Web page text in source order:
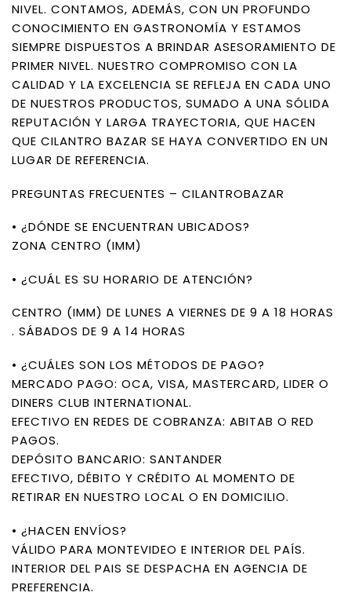
NIVEL. CONTAMOS, ADEMÁS, CON UN PROFUNDO
CONOCIMIENTO EN GASTRONOMÍA Y ESTAMOS
SIEMPRE DISPUESTOS A BRINDAR ASESORAMIENTO DE
PRIMER NIVEL. NUESTRO COMPROMISO CON LA
CALIDAD Y LA EXCELENCIA SE REFLEJA EN CADA UNO
DE NUESTROS PRODUCTOS, SUMADO A UNA SÓLIDA
REPUTACIÓN Y LARGA TRAYECTORIA, QUE HACEN
QUE CILANTRO BAZAR SE HAYA CONVERTIDO EN UN
LUGAR DE REFERENCIA.
PREGUNTAS FRECUENTES – CILANTROBAZAR
• ¿DÓNDE SE ENCUENTRAN UBICADOS?
ZONA CENTRO (IMM)
• ¿CUÁL ES SU HORARIO DE ATENCIÓN?
CENTRO (IMM) DE LUNES A VIERNES DE 9 A 18 HORAS
. SÁBADOS DE 9 A 14 HORAS
• ¿CUÁLES SON LOS MÉTODOS DE PAGO?
MERCADO PAGO: OCA, VISA, MASTERCARD, LIDER O
DINERS CLUB INTERNATIONAL.
EFECTIVO EN REDES DE COBRANZA: ABITAB O RED
PAGOS.
DEPÓSITO BANCARIO: SANTANDER
EFECTIVO, DÉBITO Y CRÉDITO AL MOMENTO DE
RETIRAR EN NUESTRO LOCAL O EN DOMICILIO.
• ¿HACEN ENVÍOS?
VÁLIDO PARA MONTEVIDEO E INTERIOR DEL PAÍS.
INTERIOR DEL PAIS SE DESPACHA EN AGENCIA DE
PREFERENCIA.